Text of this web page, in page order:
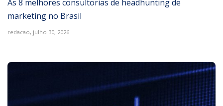
As 8 melhores consultorias de headhunting de
marketing no Brasil
redacao, julho 30, 2026